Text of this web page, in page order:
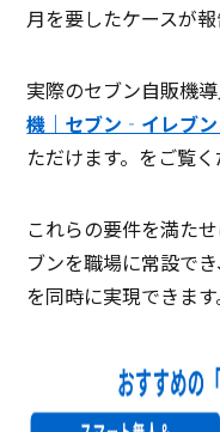
月を要したケースが報
実際のセブン自販機
機｜セブン‐イレブ
ただけます。 をご覧く
これらの要件を満た
ブンを職場に常設で
を同時に実現できます